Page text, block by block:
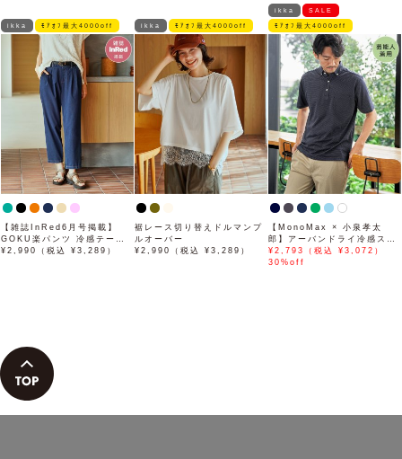
ikka ﾓｱｵﾌ最大4000off
【雑誌InRed6月号掲載】
GOKU楽パンツ 冷感テーパ
ード【接触冷感】
¥2,990（税込 ¥3,289）
ikka ﾓｱｵﾌ最大4000off
裾レース切り替えドルマンプ
ルオーバー
¥2,990（税込 ¥3,289）
ikka SALE
ﾓｱｵﾌ最大4000off
【MonoMax × 小泉孝太
郎】アーバンドライ冷感スイ
スボタンダウンポロシャツ
「小泉孝太郎さん着用モデ
¥2,793（税込 ¥3,072）
30%off